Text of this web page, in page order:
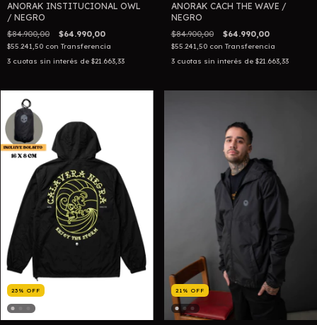
ANORAK INSTITUCIONAL OWL
/ NEGRO
$84.900,00 $64.990,00
$55.241,50 con Transferencia
3 cuotas sin interés de $21.663,33
ANORAK CACH THE WAVE /
NEGRO
$84.900,00 $64.990,00
$55.241,50 con Transferencia
3 cuotas sin interés de $21.663,33
23 % OFF 21 % OFF